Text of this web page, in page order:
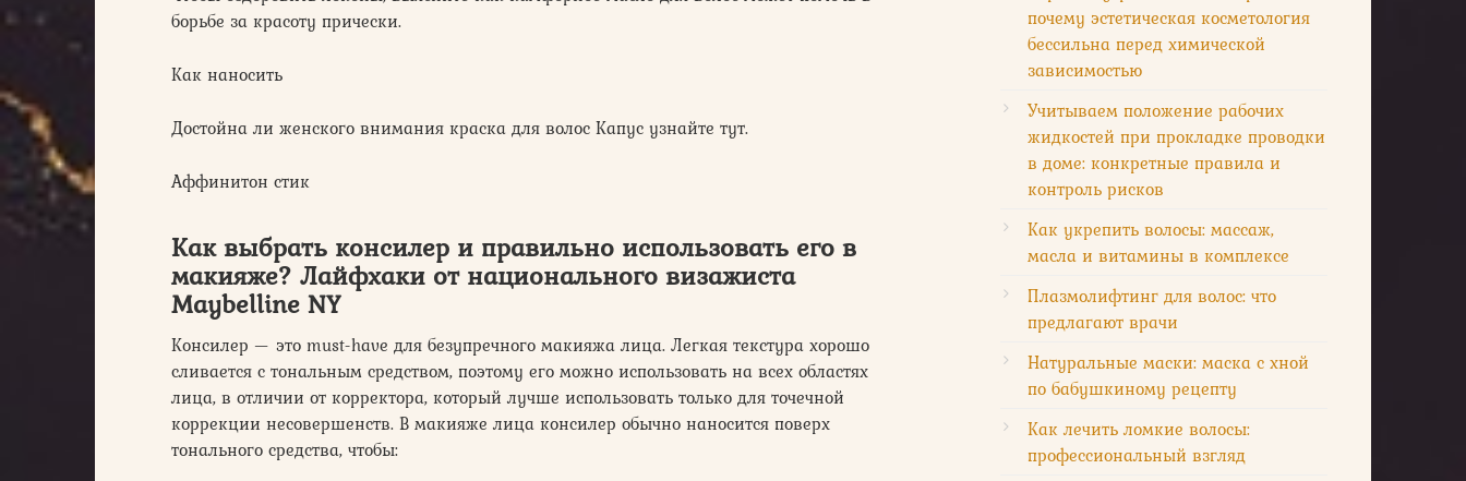
борьбе за красоту прически.
Как наносить
Достойна ли женского внимания краска для волос Капус узнайте тут.
Аффинитон стик
Как выбрать консилер и правильно использовать его в
макияже? Лайфхаки от национального визажиста
Maybelline NY
Консилер — это must-have для безупречного макияжа лица. Легкая текстура хорошо
сливается с тональным средством, поэтому его можно использовать на всех областях
лица, в отличии от корректора, который лучше использовать только для точечной
коррекции несовершенств. В макияже лица консилер обычно наносится поверх
тонального средства, чтобы:
почему эстетическая косметология
бессильна перед химической
зависимостью
Учитываем положение рабочих
жидкостей при прокладке проводки
в доме: конкретные правила и
контроль рисков
Как укрепить волосы: массаж,
масла и витамины в комплексе
Плазмолифтинг для волос: что
предлагают врачи
Натуральные маски: маска с хной
по бабушкиному рецепту
Как лечить ломкие волосы:
профессиональный взгляд